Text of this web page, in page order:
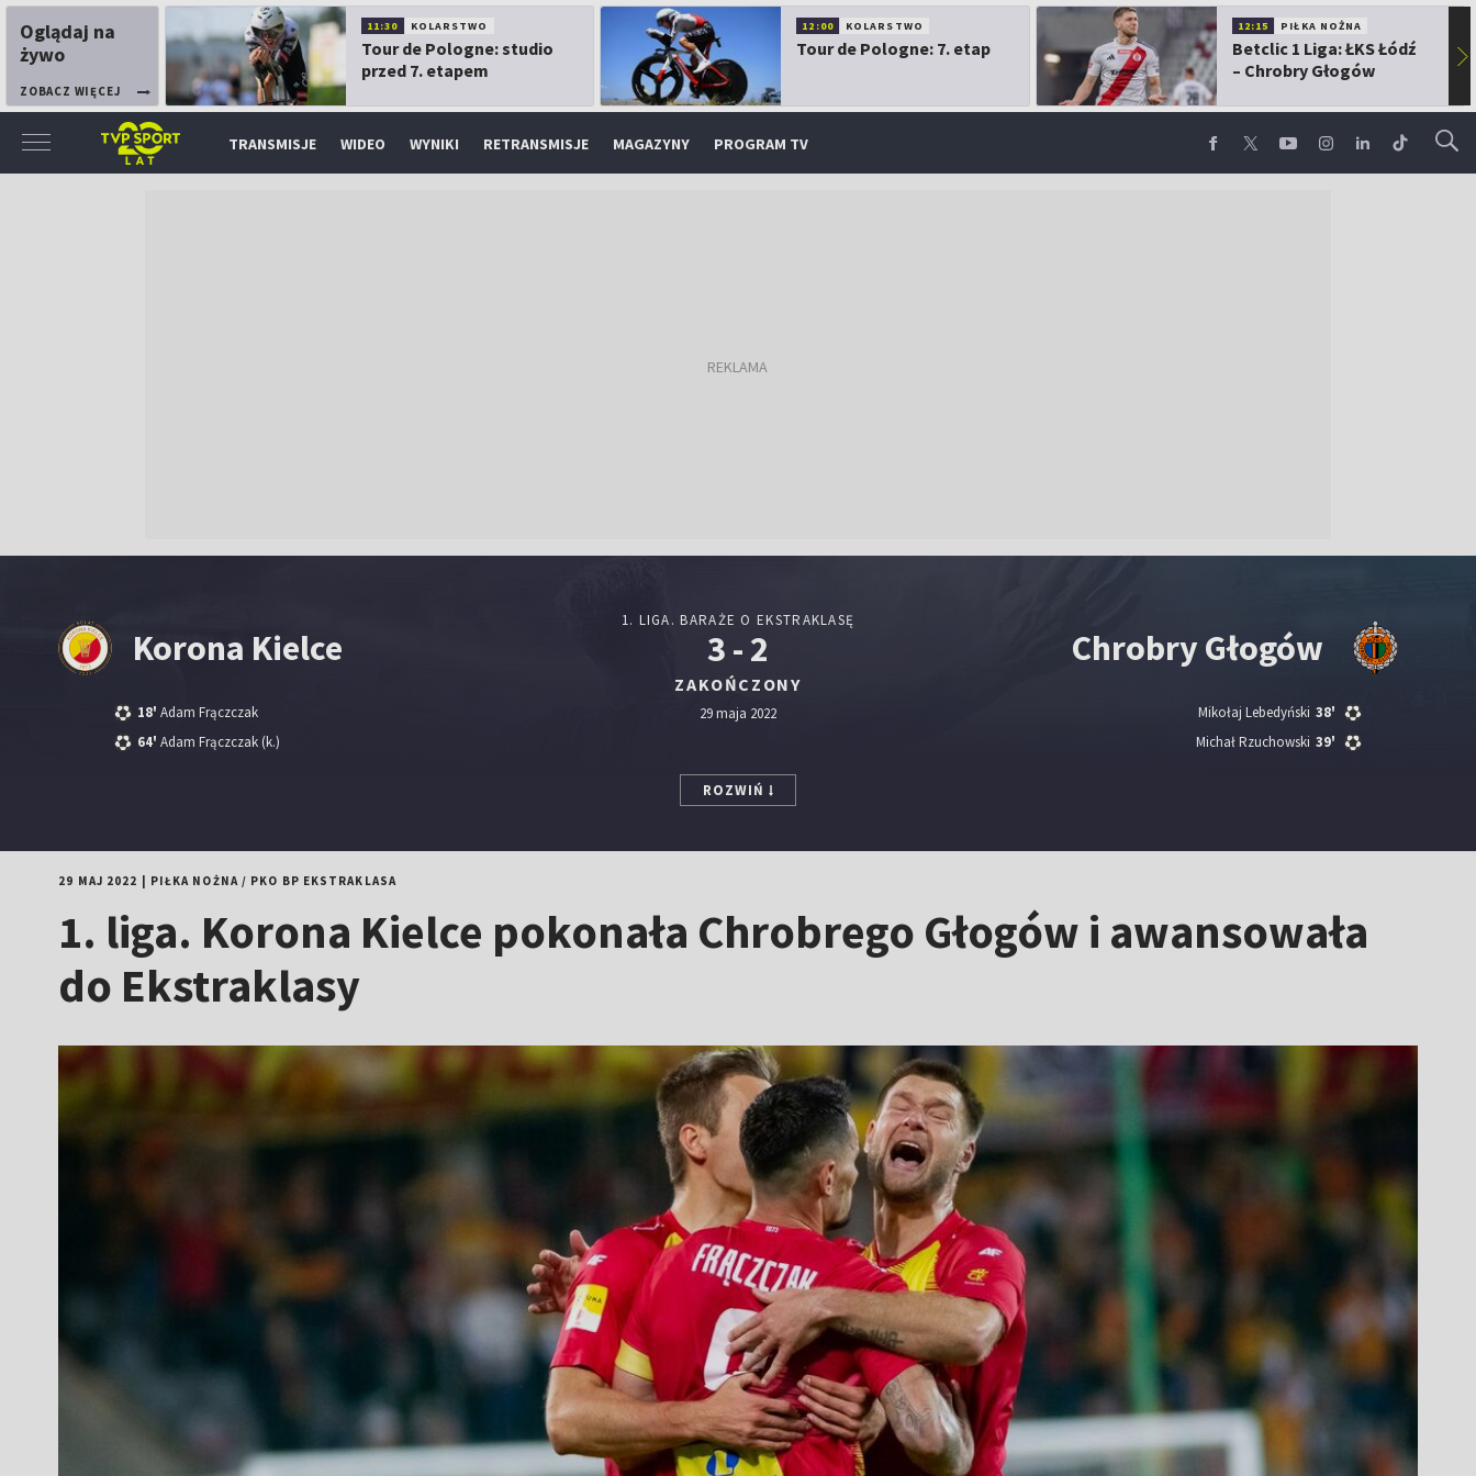
Oglądaj na
żywo
ZOBACZ WIĘCEJ
11:30 KOLARSTWO
Tour de Pologne: studio
przed 7. etapem
12:00 KOLARSTWO
Tour de Pologne: 7. etap
12:15 PIŁKA NOŻNA
Betclic 1 Liga: ŁKS Łódź
– Chrobry Głogów
▶
TRANSMISJE WIDEO WYNIKI RETRANSMISJE MAGAZYNY PROGRAM TV
Korona Kielce
18' Adam Frączczak
64' Adam Frączczak (k.)
1. LIGA. BARAŻE O EKSTRAKLASĘ
3 - 2
ZAKOŃCZONY
29 maja 2022
Chrobry Głogów
38'
Mikołaj Lebedyński
39'
Michał Rzuchowski
ROZWIŃ
29 MAJ 2022 PIŁKA NOŻNA/ PKO BP EKSTRAKLASA
1. liga. Korona Kielce pokonała Chrobrego Głogów i awansowała
do Ekstraklasy